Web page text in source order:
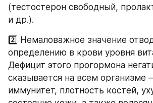
(тестостерон свободный,
и др.).
2️⃣ Немаловажное значение
определению в крови уровня
Дефицит этого прогормона
сказывается на всем организме
иммунитет, плотность костей,